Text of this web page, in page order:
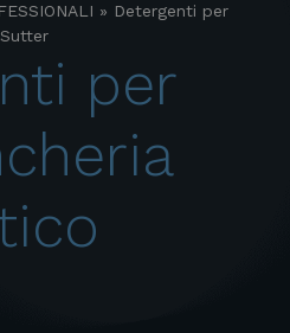
» Detergenti per